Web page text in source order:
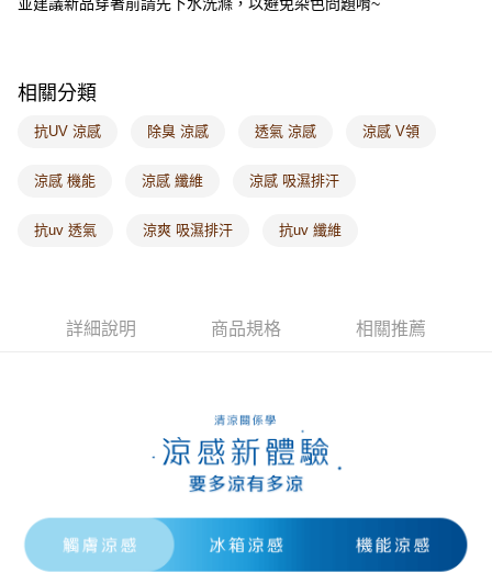
付款後門市自取
海外配送-港/澳/新/馬/泰國專屬
海外配送-其他亞洲地區 查看運費
相關分類
抗UV 涼感 除臭 涼感 透氣 涼感 涼感 V領
涼感 機能 涼感 纖維 涼感 吸濕排汗
抗uv 透氣 涼爽 吸濕排汗 抗uv 纖維
詳細說明 商品規格 相關推薦